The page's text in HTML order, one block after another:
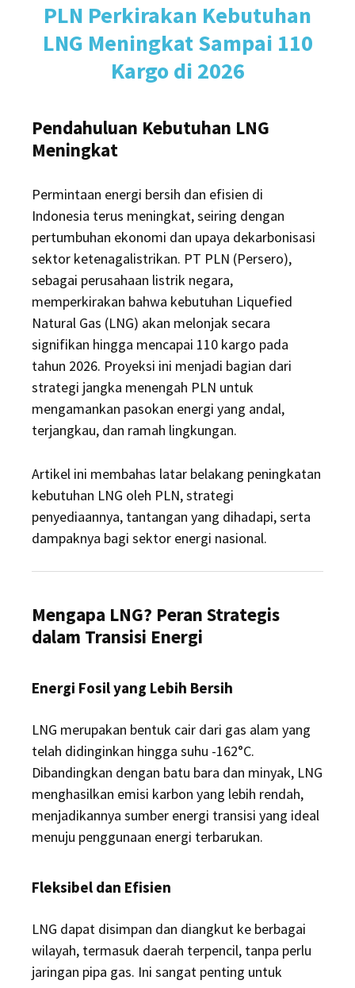
PLN Perkirakan Kebutuhan
LNG Meningkat Sampai 110
Kargo di 2026
Pendahuluan Kebutuhan LNG
Meningkat
Permintaan energi bersih dan efisien di
Indonesia terus meningkat, seiring dengan
pertumbuhan ekonomi dan upaya dekarbonisasi
sektor ketenagalistrikan. PT PLN (Persero),
sebagai perusahaan listrik negara,
memperkirakan bahwa kebutuhan Liquefied
Natural Gas (LNG) akan melonjak secara
signifikan hingga mencapai 110 kargo pada
tahun 2026. Proyeksi ini menjadi bagian dari
strategi jangka menengah PLN untuk
mengamankan pasokan energi yang andal,
terjangkau, dan ramah lingkungan.
Artikel ini membahas latar belakang peningkatan
kebutuhan LNG oleh PLN, strategi
penyediaannya, tantangan yang dihadapi, serta
dampaknya bagi sektor energi nasional.
Mengapa LNG? Peran Strategis
dalam Transisi Energi
Energi Fosil yang Lebih Bersih
LNG merupakan bentuk cair dari gas alam yang
telah didinginkan hingga suhu -162°C.
Dibandingkan dengan batu bara dan minyak, LNG
menghasilkan emisi karbon yang lebih rendah,
menjadikannya sumber energi transisi yang ideal
menuju penggunaan energi terbarukan.
Fleksibel dan Efisien
LNG dapat disimpan dan diangkut ke berbagai
wilayah, termasuk daerah terpencil, tanpa perlu
jaringan pipa gas. Ini sangat penting untuk